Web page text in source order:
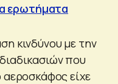
ερωτήματα
κινδύνου με την
που
είχε